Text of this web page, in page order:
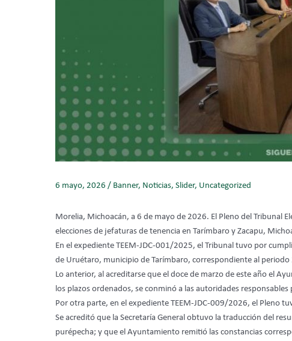
6 mayo, 2026 / Banner, Noticias, Slider, Uncategorized
Morelia, Michoacán, a 6 de mayo de 2026. El Pleno del Tribunal
elecciones de jefaturas de tenencia en Tarímbaro y Zacapu,
En el expediente TEEM-JDC-001/2025, el Tribunal tuvo por
de Uruétaro, municipio de Tarímbaro, correspondiente al
Lo anterior, al acreditarse que el doce de marzo de este año el
los plazos ordenados, se conminó a las autoridades
Por otra parte, en el expediente TEEM-JDC-009/2026, el Pleno
Se acreditó que la Secretaría General obtuvo la traducción del
purépecha; y que el Ayuntamiento remitió las constancias